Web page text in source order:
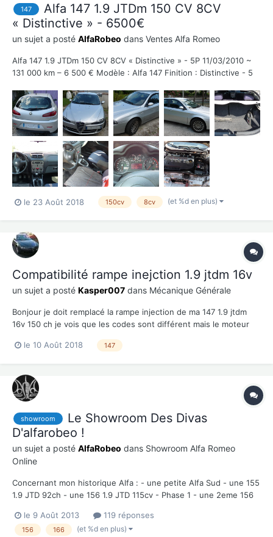
147
Alfa 147 1.9 JTDm 150 CV 8CV
« Distinctive » - 6500€
un sujet a posté AlfaRobeo dans Ventes Alfa Romeo
Alfa 147 1.9 JTDm 150 CV 8CV « Distinctive » - 5P 11/03/2010 ~
131 000 km – 6 500 € Modèle : Alfa 147 Finition : Distinctive - 5
ABS, ESP, Airbags AV Clim...
le 23 Août 2018 150cv 8cv (et %d en plus)
Compatibilité rampe inejction 1.9 jtdm 16v
un sujet a posté Kasper007 dans Mécanique Générale
Bonjour je doit remplacé la rampe injection de ma 147 1.9 jtdm
16v 150 ch je vois que les codes sont différent mais le moteur
le 10 Août 2018
147
showroom
Le Showroom Des Divas
D'alfarobeo !
un sujet a posté AlfaRobeo dans Showroom Alfa Romeo
Online
Concernant mon historique Alfa : - une petite Alfa Sud - une 155
1.9 JTD 92ch - une 156 1.9 JTD 115cv - Phase 1 - une 2eme 156
- une 3ème 156 1.9 JTD 115cv - Phase 3 Ma femme : - une 147
1.9 JTDm 1...
le 9 Août 2013 119 réponses
156 166 (et %d en plus)